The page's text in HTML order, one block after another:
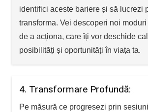
identifici aceste bariere și să lucrezi
transforma. Vei descoperi noi
de a acționa, care îți vor deschide
posibilități și oportunități în viața ta.
4. Transformare Profundă:
Pe măsură ce progresezi prin